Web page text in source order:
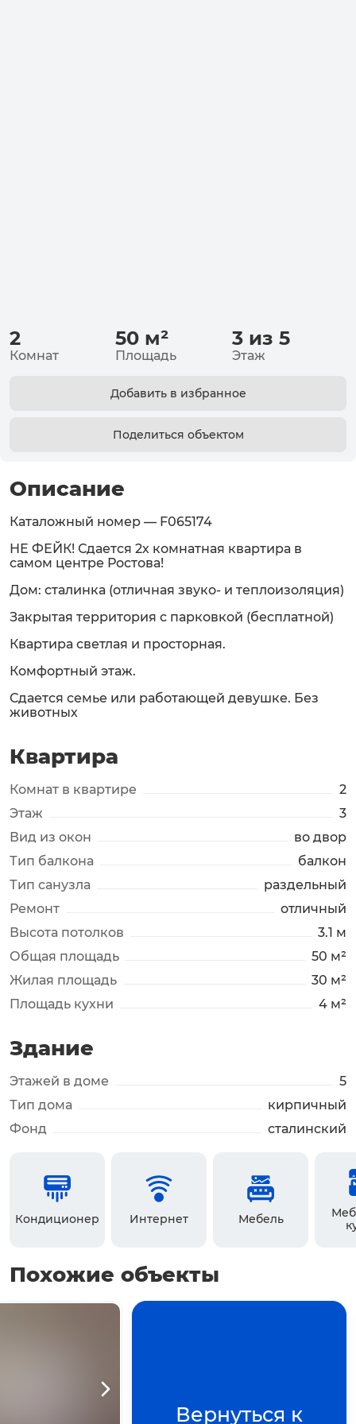
2
Комнат
50 м²
Площадь
3 из 5
Этаж
Добавить в избранное
Поделиться объектом
Описание
Каталожный номер — F065174
НЕ ФЕЙК! Сдается 2х комнатная квартира в
самом центре Ростова!
Дом: сталинка (отличная звуко- и теплоизоляция)
Закрытая территория с парковкой (бесплатной)
Квартира светлая и просторная.
Комфортный этаж.
Сдается семье или работающей девушке. Без
животных
Квартира
Комнат в квартире
2
Этаж
3
Вид из окон
во двор
Тип балкона
балкон
Тип санузла
раздельный
Ремонт
отличный
Высота потолков
3.1 м
Общая площадь
50 м²
Жилая площадь
30 м²
Площадь кухни
4 м²
Здание
Этажей в доме
5
Тип дома
кирпичный
Фонд
сталинский
Кондиционер Интернет Мебель
Похожие объекты
Вернуться к